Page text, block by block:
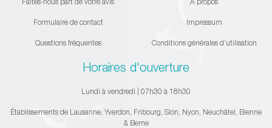
Formulaire de contact
Questions fréquentes
Impressum
Conditions générales d’utilisation
Horaires d'ouverture
Lundi à vendredi | 07h30 à 18h30
Établissements de Lausanne, Yverdon, Fribourg, Sion, Nyon, Neuchâtel, Bienne
& Berne